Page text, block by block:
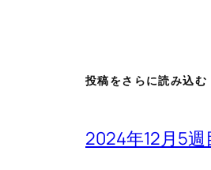
投稿をさらに読み込む
2024年12月5